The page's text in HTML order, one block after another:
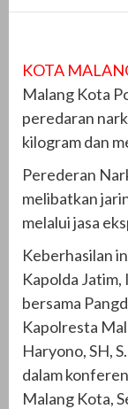
KOTA
Malang Kota
peredaran
kilogram dan
Perederan
melibatkan
melalui jasa
Keberhasilan
Kapolda Jatim,
bersama
Kapolresta
Haryono, SH,
dalam
Malang Kota,